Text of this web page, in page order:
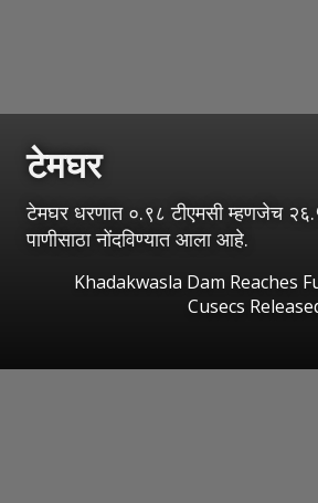
टेमघर
टेमघर धरणात ०.९८ टीएमसी म्हणजेच
पाणीसाठा नोंदविण्यात आला आहे.
Khadakwasla Dam Reaches
Cusecs